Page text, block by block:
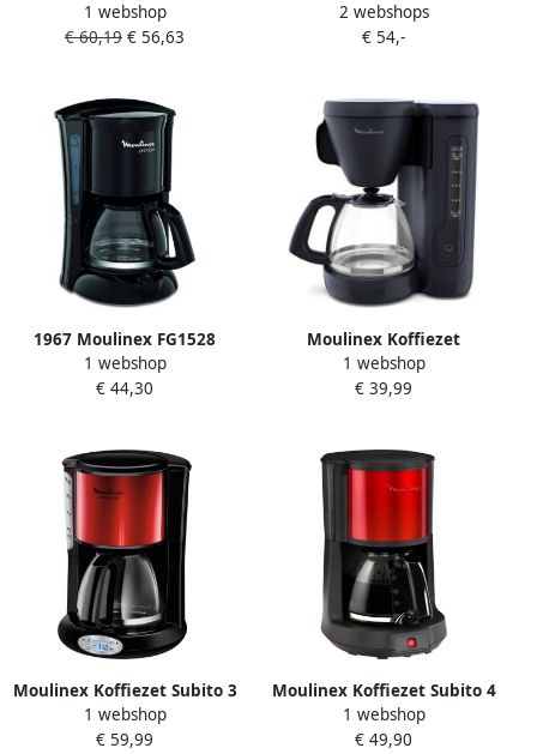
Cafetiere Elect. 0 6 l 6
kopjes koffiezetapparaat
1 webshop
€ 60,19 € 56,63
Filterkoffiezetapparaten |
3045387290412
2 webshops
€ 54,-
1967 Moulinex FG1528
Filterkoffiezetapparaat
6kopjes Zwart
1 webshop
€ 44,30
Moulinex Koffiezet
FG2M0810 |
Filterkoffiezetapparaten |
1 webshop
€ 39,99
Moulinex Koffiezet Subito 3
Rood FG362D10 |
Koffiezetapparaten |
1 webshop
€ 59,99
Moulinex Koffiezet Subito 4
FG370D11 |
Filterkoffiezetapparaten |
1 webshop
€ 49,90